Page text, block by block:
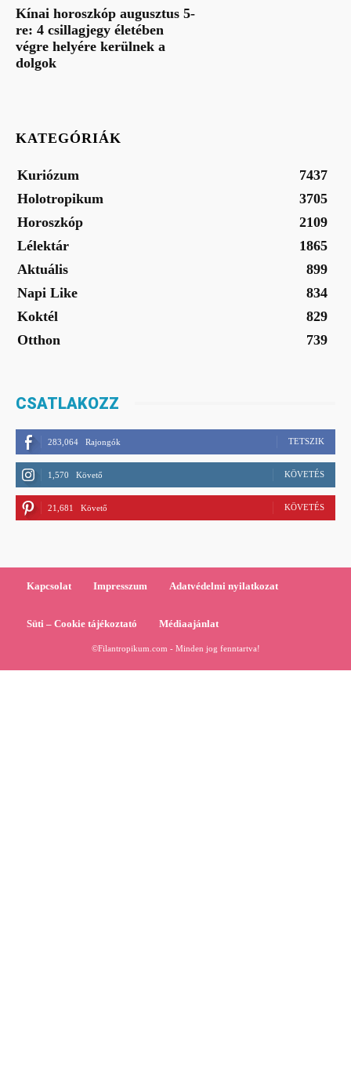
Kínai horoszkóp augusztus 5-
re: 4 csillagjegy életében
végre helyére kerülnek a
dolgok
KATEGÓRIÁK
Kuriózum
7437
Holotropikum
3705
Horoszkóp
2109
Lélektár
1865
Aktuális
899
Napi Like
834
Koktél
829
Otthon
739
CSATLAKOZZ
283,064 Rajongók TETSZIK
1,570 Követő KÖVETÉS
21,681 Követő KÖVETÉS
Kapcsolat Impresszum Adatvédelmi nyilatkozat
Süti – Cookie tájékoztató Médiaajánlat
©Filantropikum.com - Minden jog fenntartva!